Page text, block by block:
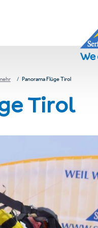
Panorama Flüge Tirol
Tirol